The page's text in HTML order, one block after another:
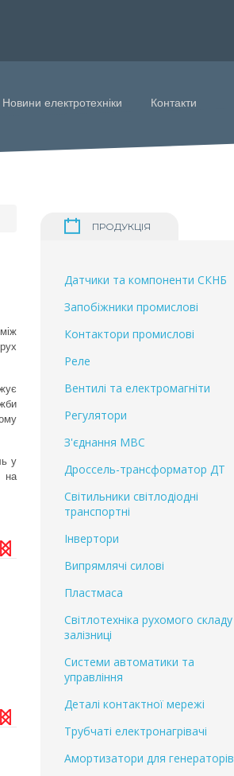
Новини електротехніки Контакти
у
на
ПРОДУКЦІЯ
Датчики та компоненти СКНБ
Запобіжники промислові
Контактори промислові
Реле
Вентилі та електромагніти
Регулятори
З'єднання МВС
Дроссель-трансформатор ДТ
Світильники світлодіодні
транспортні
Інвертори
Випрямлячі силові
Пластмаса
Світлотехніка рухомого складу
залізниці
Системи автоматики та
управління
Деталі контактної мережі
Трубчаті електронагрівачі
Амортизатори для генераторів